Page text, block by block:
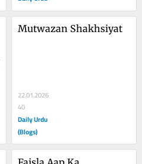
Mutwazan Shakhsiyat
22.01.2026
40
Daily Urdu
(Blogs)